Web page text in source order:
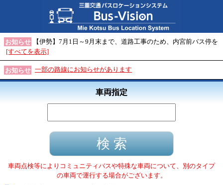
お知らせ
【伊勢】7月1日～9月末まで、道路工事のため、内宮前バス停を
[すべてを表示]
お知らせ 一部の路線にお知らせがあります
車両指定
車両点検等によりコミュニティバスや特殊な車両について、別のタイプ
の車両で運行する場合がございます。